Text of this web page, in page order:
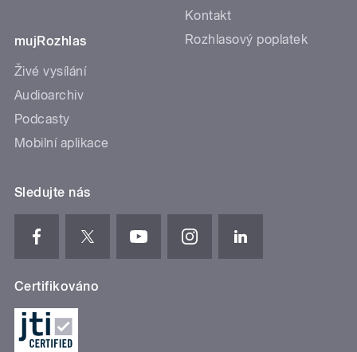
mujRozhlas
Živé vysílání
Audioarchiv
Podcasty
Mobilní aplikace
Kontakt
Rozhlasový poplatek
Sledujte nás
Certifikováno